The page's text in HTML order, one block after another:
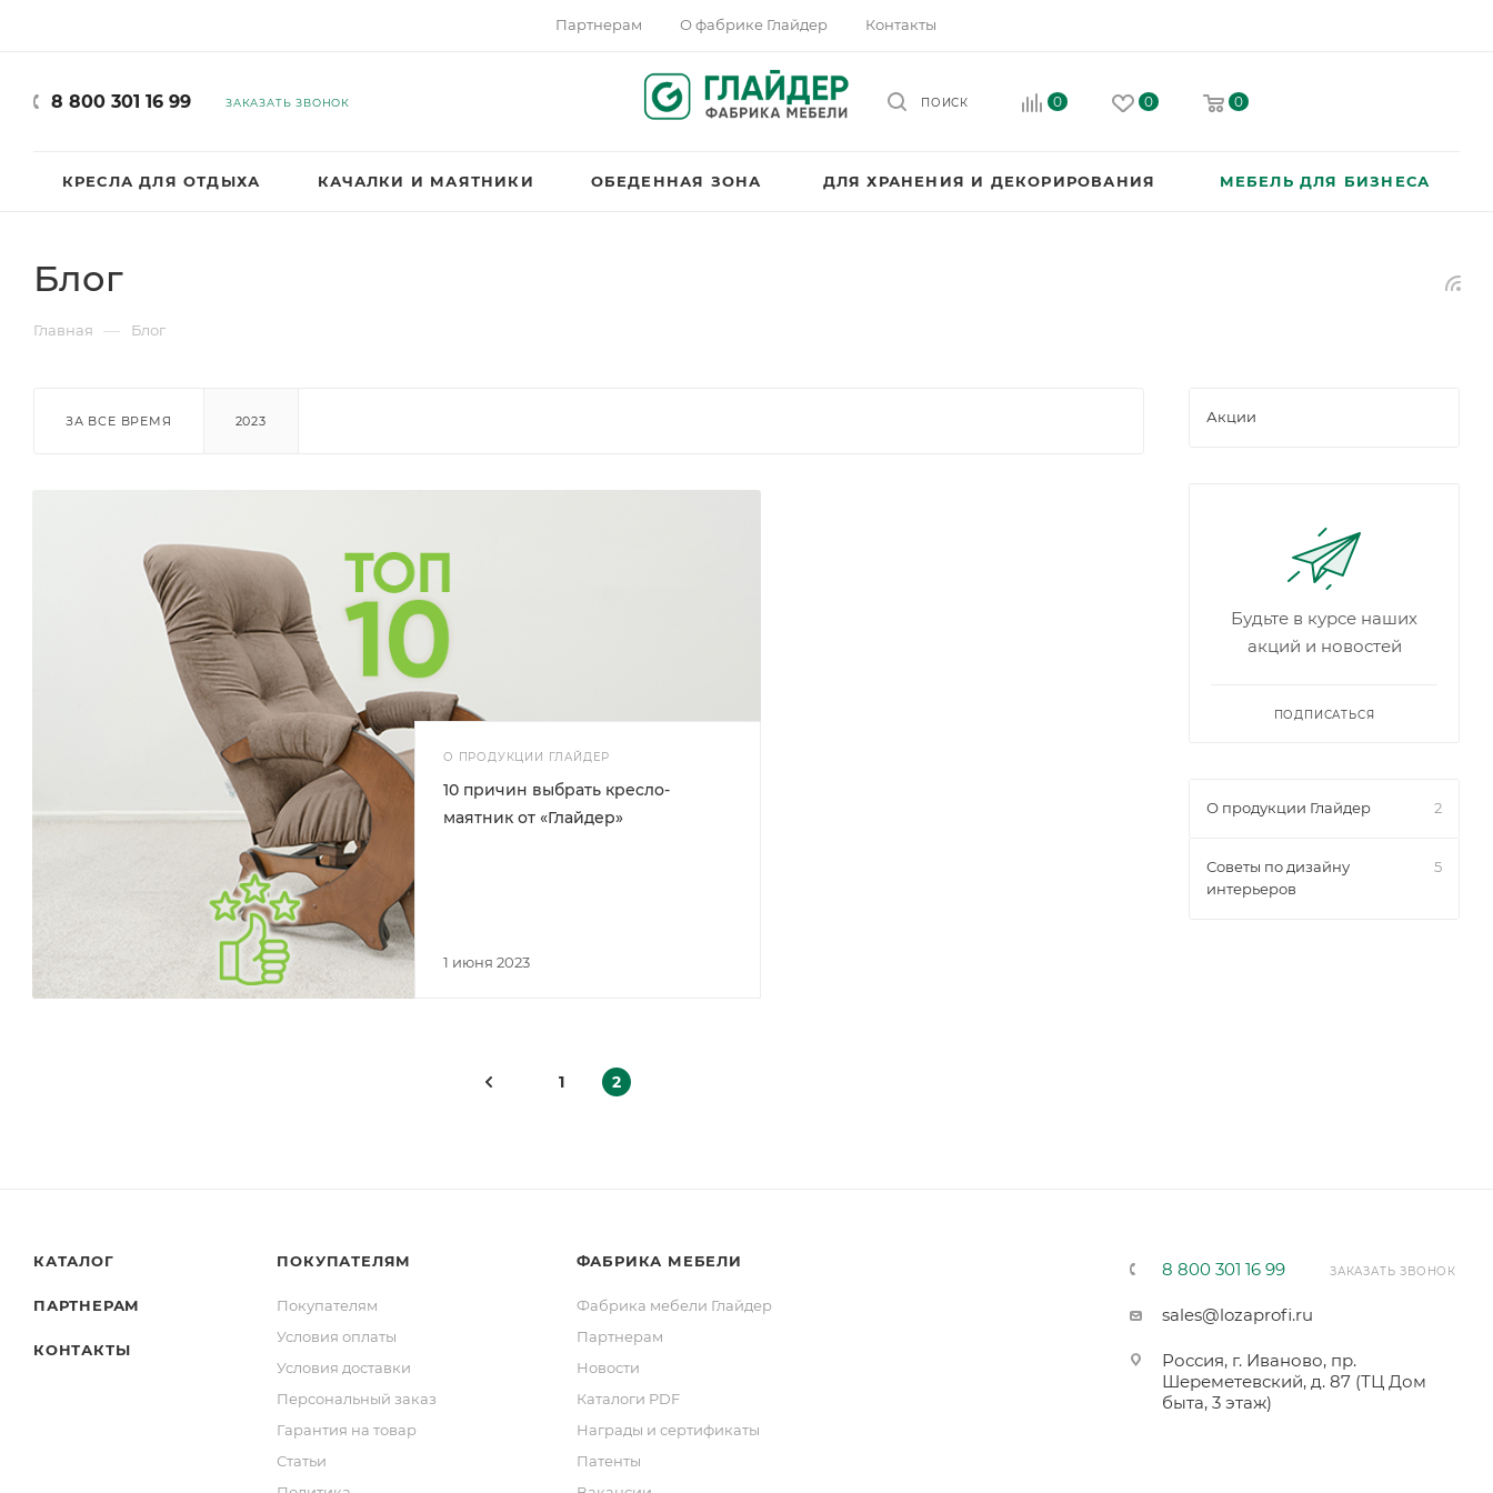
Партнерам О фабрике Глайдер Контакты
8 800 301 16 99 ЗАКАЗАТЬ ЗВОНОК ПОИСК 0 0 0
КРЕСЛА ДЛЯ ОТДЫХА КАЧАЛКИ И МАЯТНИКИ ОБЕДЕННАЯ ЗОНА ДЛЯ ХРАНЕНИЯ И ДЕКОРИРОВАНИЯ МЕБЕЛЬ ДЛЯ БИЗНЕСА
Блог
Главная — Блог
ЗА ВСЕ ВРЕМЯ 2023
О ПРОДУКЦИИ ГЛАЙДЕР
1 июня 2023
10 причин выбрать кресло-
маятник от «Глайдер»
1 2
Акции
Будьте в курсе наших
акций и новостей
ПОДПИСАТЬСЯ
О продукции Глайдер 2
Советы по дизайну
интерьеров
5
КАТАЛОГ
ПАРТНЕРАМ
КОНТАКТЫ
ПОКУПАТЕЛЯМ
Покупателям
Условия оплаты
Условия доставки
Персональный заказ
Гарантия на товар
Статьи
ФАБРИКА МЕБЕЛИ
Фабрика мебели Глайдер
Партнерам
Новости
Каталоги PDF
Награды и сертификаты
Патенты
8 800 301 16 99 ЗАКАЗАТЬ ЗВОНОК
sales@lozaprofi.ru
Россия, г. Иваново, пр.
Шереметевский, д. 87 (ТЦ Дом
быта, 3 этаж)